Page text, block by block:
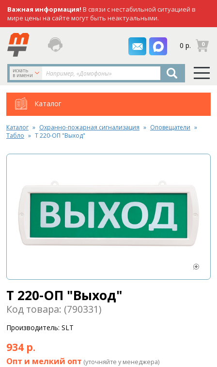
Важная информация! В связи с нестабильной ситуацией в
мире цены на сайте могут быть неактуальными.
0 р. 0
искать
в имени
Каталог
Каталог Охранно-пожарная сигнализация
Оповещатели
Табло
Т 220-ОП "Выход"
Т 220-ОП "Выход"
Код товара: (790331)
Производитель: SLT
934 р.
Опт и мелкий опт (уточняйте у менеджера)